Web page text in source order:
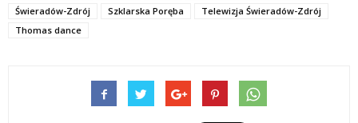
Świeradów-Zdrój
Szklarska Poręba
Telewizja Świeradów-Zdrój
Thomas dance